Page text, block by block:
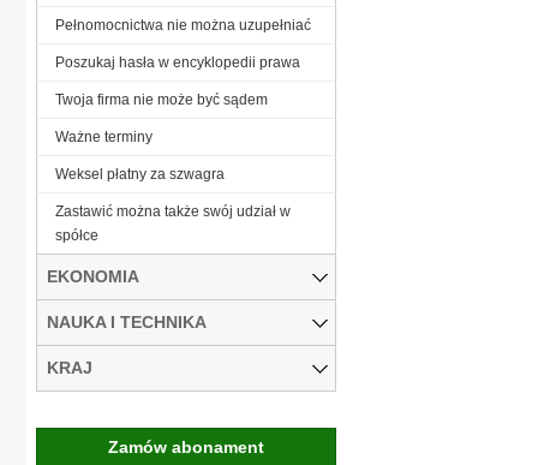
Pełnomocnictwa nie można uzupełniać
Poszukaj hasła w encyklopedii prawa
Twoja firma nie może być sądem
Ważne terminy
Weksel płatny za szwagra
Zastawić można także swój udział w
spółce
EKONOMIA
NAUKA I TECHNIKA
KRAJ
Zamów abonament